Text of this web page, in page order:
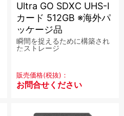
Ultra GO SDXC UHS-I
カード 512GB ※海外パ
ッケージ品
瞬間を捉えるために構築され
たストレージ
販売価格(税抜)：
お問合せください